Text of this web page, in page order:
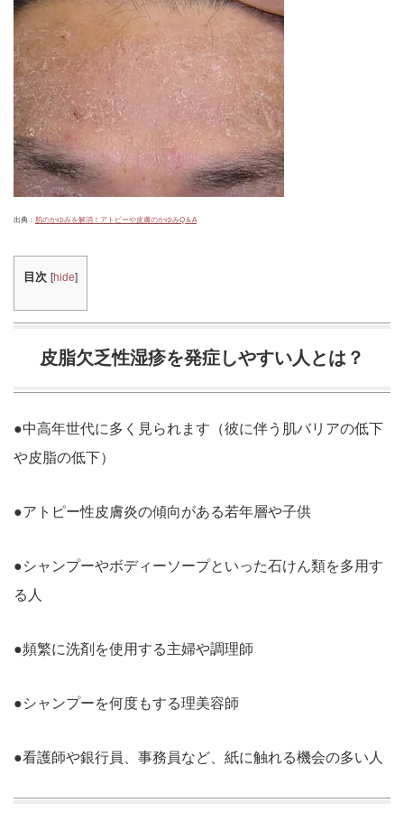
出典： 肌のかゆみを解消！アトピーや皮膚のかゆみQ＆A
目次 [hide]
皮脂欠乏性湿疹を発症しやすい人とは？
●中高年世代に多く見られます（彼に伴う肌バリアの低下
や皮脂の低下）
●アトピー性皮膚炎の傾向がある若年層や子供
●シャンプーやボディーソープといった石けん類を多用す
る人
●頻繁に洗剤を使用する主婦や調理師
●シャンプーを何度もする理美容師
●看護師や銀行員、事務員など、紙に触れる機会の多い人